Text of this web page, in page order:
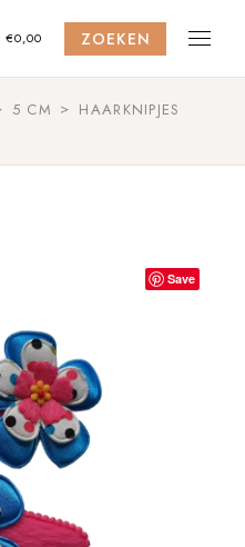
€0,00 ZOEKEN
5 CM
HAARKNIPJES
Save